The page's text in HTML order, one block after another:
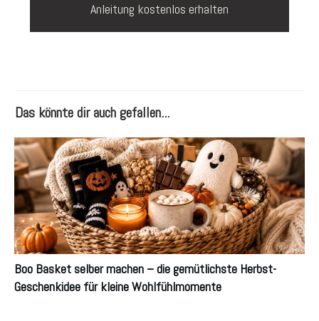
Anleitung kostenlos erhalten
Das könnte dir auch gefallen...
Boo Basket selber machen – die gemütlichste Herbst-
Geschenkidee für kleine Wohlfühlmomente